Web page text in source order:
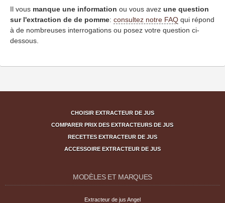
Il vous manque une information ou vous avez une question
sur l'extraction de de pomme: consultez notre FAQ qui répond
à de nombreuses interrogations ou posez votre question ci-
dessous.
CHOISIR EXTRACTEUR DE JUS
COMPARER PRIX DES EXTRACTEURS DE JUS
RECETTES EXTRACTEUR DE JUS
ACCESSOIRE EXTRACTEUR DE JUS
MODÈLES ET MARQUES
Extracteur de jus Angel